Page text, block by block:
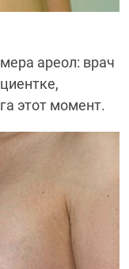
ареол: врач
этот момент.